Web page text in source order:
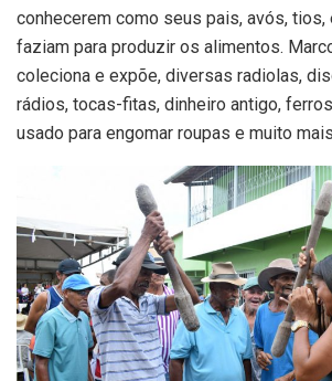
conhecerem como seus pais, avós, tios,
faziam para produzir os alimentos.
coleciona e expõe, diversas radiolas,
rádios, tocas-fitas, dinheiro antigo,
usado para engomar roupas e muito